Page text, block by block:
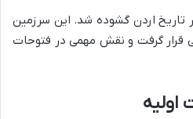
تاریخ اردن گشوده شد. این سرزمین
قرار گرفت و نقش مهمی در فتوحات
اولیه